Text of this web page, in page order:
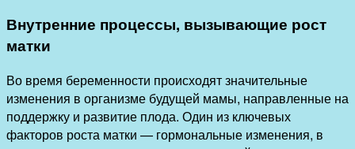
Внутренние процессы, вызывающие рост
матки
Во время беременности происходят значительные
изменения в организме будущей мамы, направленные на
поддержку и развитие плода. Один из ключевых
факторов роста матки — гормональные изменения, в